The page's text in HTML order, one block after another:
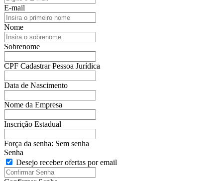
E-mail
Nome
Sobrenome
CPF Cadastrar Pessoa Jurídica
Data de Nascimento
Nome da Empresa
Inscrição Estadual
Força da senha: Sem senha
Senha
Desejo receber ofertas por email